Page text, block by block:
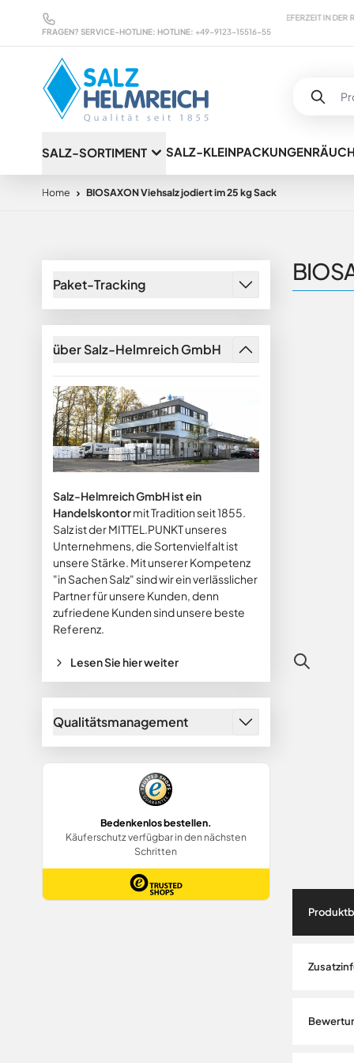
FRAGEN? SERVICE-HOTLINE: HOTLINE: +49-9123-15516-55
QUALITÄT SEIT ÜBER 100 JAHREN LIEFERZEIT IN DER REGEL
SALZ-SORTIMENT SALZ-KLEINPACKUNGEN
Home BIOSAXON Viehsalz jodiert im 25 kg Sack
Paket-Tracking
über Salz-Helmreich GmbH
Salz-Helmreich GmbH ist ein
Handelskontormit Tradition seit 1855.
Salz ist der MITTEL.PUNKT unseres
Unternehmens, die Sortenvielfalt ist
unsere Stärke. Mit unserer Kompetenz
"in Sachen Salz" sind wir ein verlässlicher
Partner für unsere Kunden, denn
zufriedene Kunden sind unsere beste
Referenz.
Lesen Sie hier weiter
Qualitätsmanagement